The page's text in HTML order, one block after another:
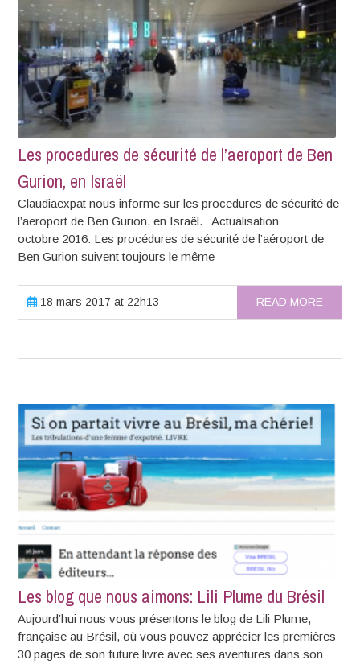
Les procedures de sécurité de l’aeroport de Ben
Gurion, en Israël
Claudiaexpat nous informe sur les procedures de sécurité de
l’aeroport de Ben Gurion, en Israël. Actualisation
octobre 2016: Les procédures de sécurité de l’aéroport de
Ben Gurion suivent toujours le même
18 mars 2017 at 22h13 READ MORE
Les blog que nous aimons: Lili Plume du Brésil
Aujourd’hui nous vous présentons le blog de Lili Plume,
française au Brésil, où vous pouvez apprécier les premières
30 pages de son future livre avec ses aventures dans son